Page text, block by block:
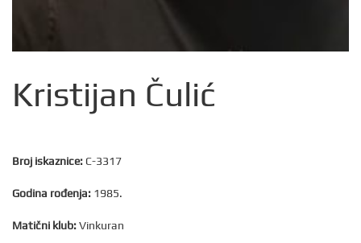
Kristijan Čulić
Broj iskaznice: C-3317
Godina rođenja: 1985.
Matični klub:Vinkuran